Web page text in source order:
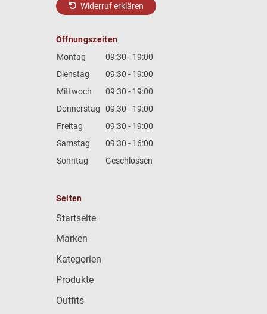
Widerruf erklären
Öffnungszeiten
Montag
09:30 - 19:00
Dienstag
09:30 - 19:00
Mittwoch
09:30 - 19:00
Donnerstag
09:30 - 19:00
Freitag
09:30 - 19:00
Samstag
09:30 - 16:00
Sonntag
Geschlossen
Seiten
Startseite
Marken
Kategorien
Produkte
Outfits